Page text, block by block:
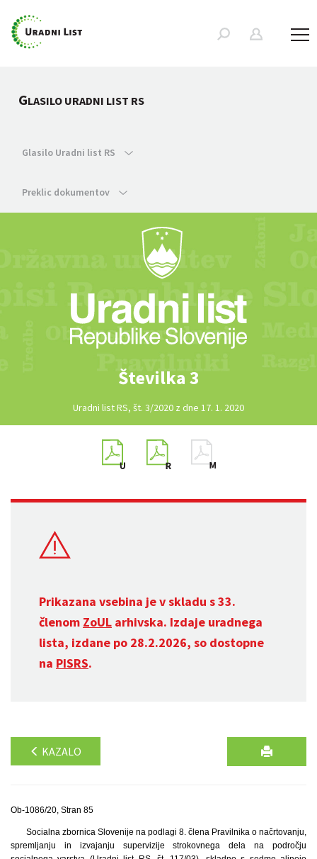
GLASILO URADNI LIST RS
Glasilo Uradni list RS
Preklic dokumentov
Številka 3
Uradni list RS, št. 3/2020 z dne 17. 1. 2020
Prikazana vsebina je v skladu s 33.
členom ZoUL arhivska. Izdaje uradnega
lista, izdane po 28.2.2026, so dostopne
na PISRS.
KAZALO
Ob-1086/20, Stran 85
Socialna zbornica Slovenije na podlagi 8. člena Pravilnika o načrtovanju,
spremljanju in izvajanju supervizije strokovnega dela na področju